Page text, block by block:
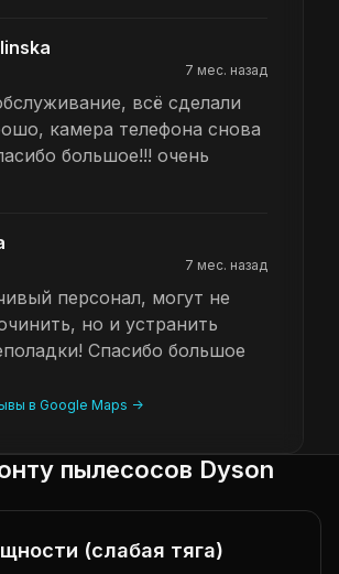
7 мес. назад
всё сделали
камера телефона снова
большое!!! очень
7 мес. назад
персонал, могут не
но и устранить
Спасибо большое
в Google Maps ->
пылесосов Dyson
(слабая тяга)